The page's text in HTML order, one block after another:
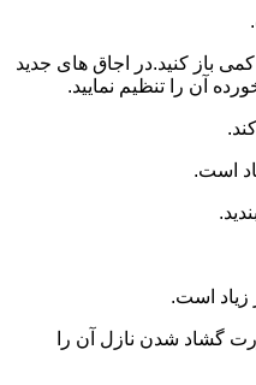
باز کنید.در اجاق های جدید
آن را تنظیم نمایید.
است.
زیاد است.
گشاد شدن نازل آن را